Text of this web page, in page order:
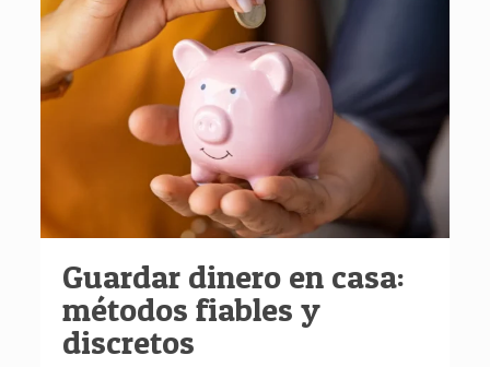
Guardar dinero en casa:
métodos fiables y
discretos